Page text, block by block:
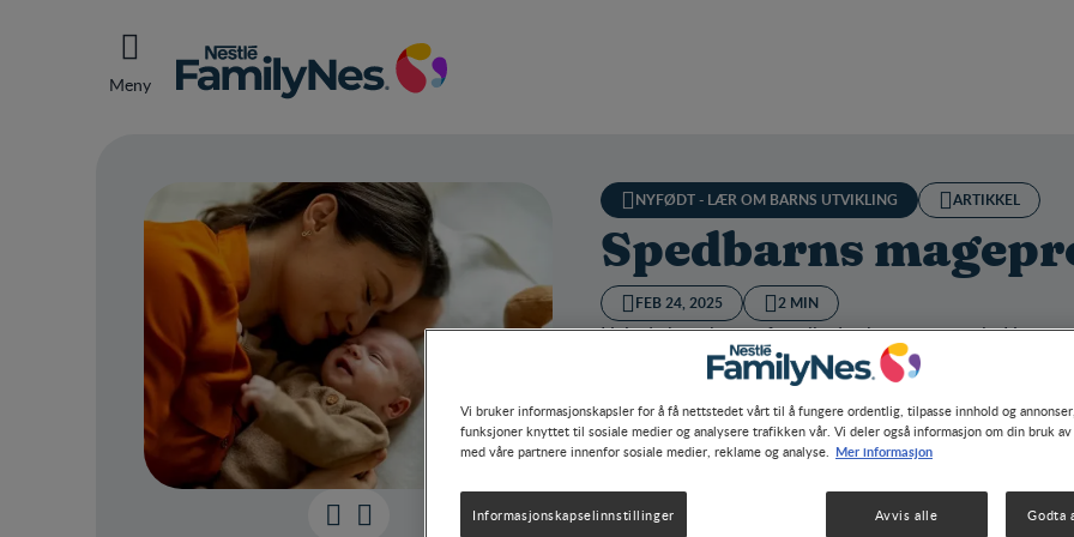
Meny
NYFØDT - LÆR OM BARNS UTVIKLING ARTIKKEL
Spedbarns
FEB 24, 2025 2 MIN
Hvis de bare kunne fortelle deg hva som er galt. Her er
Vi bruker informasjonskapsler for å få nettstedet vårt til å fungere ordentlig, tilpasse innhold og
funksjoner knyttet til sosiale medier og analysere trafikken vår. Vi deler også informasjon om din bruk
med våre partnere innenfor sosiale medier, reklame og analyse. Mer informasjon
Informasjonskapselinnstillinger Avvis alle Godta